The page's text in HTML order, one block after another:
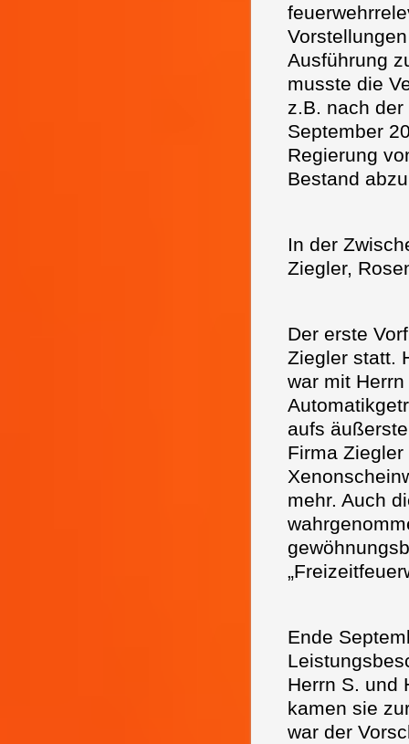
Ausführung
musste die
z.B. nach
September
Regierung
Bestand
In der
Ziegler,
Der erste
Ziegler statt.
war mit
aufs
Firma
mehr. Auch
Ende
Herrn S. und
kamen sie
war der